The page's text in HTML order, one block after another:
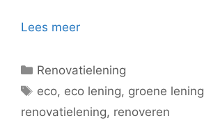
Lees meer
Categorieën
Renovatielening
Tags
eco, eco lening, groene lening
renovatielening, renoveren